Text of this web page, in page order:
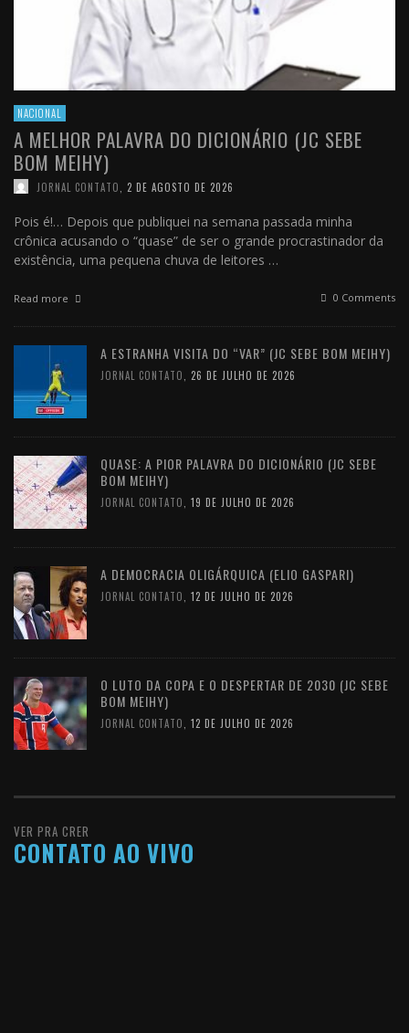
NACIONAL
A MELHOR PALAVRA DO DICIONÁRIO (JC SEBE
BOM MEIHY)
JORNAL CONTATO 2 DE AGOSTO DE 2026
Pois é!… Depois que publiquei na semana passada minha
crônica acusando o “quase” de ser o grande procrastinador da
existência, uma pequena chuva de leitores …
Read more 0 Comments
A ESTRANHA VISITA DO “VAR” (JC SEBE BOM MEIHY)
JORNAL CONTATO 26 DE JULHO DE 2026
QUASE: A PIOR PALAVRA DO DICIONÁRIO (JC SEBE
BOM MEIHY)
JORNAL CONTATO 19 DE JULHO DE 2026
A DEMOCRACIA OLIGÁRQUICA (ELIO GASPARI)
JORNAL CONTATO 12 DE JULHO DE 2026
O LUTO DA COPA E O DESPERTAR DE 2030 (JC SEBE
BOM MEIHY)
JORNAL CONTATO 12 DE JULHO DE 2026
VER PRA CRER
CONTATO AO VIVO